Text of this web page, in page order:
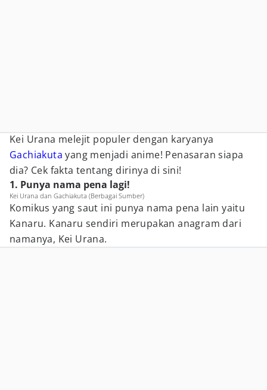
Kei Urana melejit populer dengan karyanya
Gachiakuta yang menjadi anime! Penasaran siapa
dia? Cek fakta tentang dirinya di sini!
1. Punya nama pena lagi!
Kei Urana dan Gachiakuta (Berbagai Sumber)
Komikus yang saut ini punya nama pena lain yaitu
Kanaru. Kanaru sendiri merupakan anagram dari
namanya, Kei Urana.